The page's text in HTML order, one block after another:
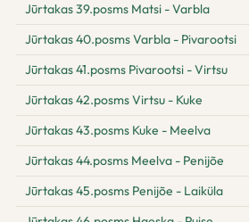
Jūrtakas 39.posms Matsi - Varbla
Jūrtakas 40.posms Varbla - Pivarootsi
Jūrtakas 41.posms Pivarootsi - Virtsu
Jūrtakas 42.posms Virtsu - Kuke
Jūrtakas 43.posms Kuke - Meelva
Jūrtakas 44.posms Meelva - Penijõe
Jūrtakas 45.posms Penijõe - Laiküla